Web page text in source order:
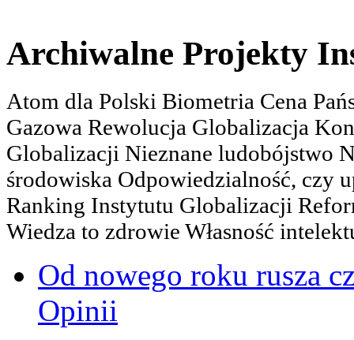
Archiwalne Projekty
Atom dla Polski Biometria Cena
Gazowa Rewolucja Globalizacja
Globalizacji Nieznane ludobójstwo
środowiska Odpowiedzialność, czy
Ranking Instytutu Globalizacji
Wiedza to zdrowie Własność
Od nowego roku rusza
Opinii